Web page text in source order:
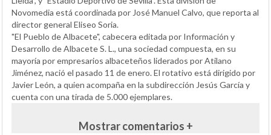
Novomedia está coordinada por José Manuel Calvo, que reporta al
director general Eliseo Soria.
"El Pueblo de Albacete", cabecera editada por Información y
Desarrollo de Albacete S. L., una sociedad compuesta, en su
mayoría por empresarios albaceteños liderados por Atilano
Jiménez, nació el pasado 11 de enero. El rotativo está dirigido por
Javier León, a quien acompaña en la subdirección Jesús García y
cuenta con una tirada de 5.000 ejemplares.
Mostrar comentarios +